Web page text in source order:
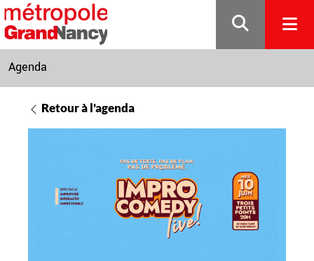
Gestion de vos préférences sur les cookies
Agenda
Retour à l'agenda